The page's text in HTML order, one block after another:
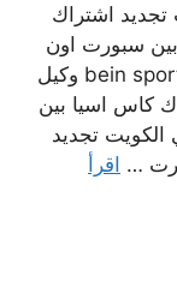
تجديد اشتراك
بين سبورت اون
لاين وكيل بي ان سبورت في الكويت bein sports وكيل
كاس اسيا بين
تجديد
… اقرأ